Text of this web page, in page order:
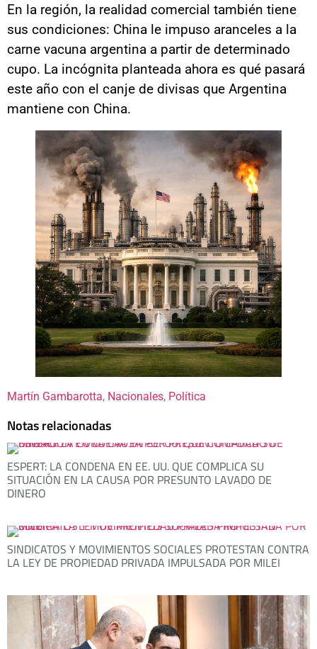
En la región, la realidad comercial también tiene
sus condiciones: China le impuso aranceles a la
carne vacuna argentina a partir de determinado
cupo. La incógnita planteada ahora es qué pasará
este año con el canje de divisas que Argentina
mantiene con China.
Martín Gambarotta, Nacionales, Política
Notas relacionadas
ESPERT: LA CONDENA EN EE. UU. QUE COMPLICA SU
SITUACIÓN EN LA CAUSA POR PRESUNTO LAVADO DE
DINERO
SINDICATOS Y MOVIMIENTOS SOCIALES PROTESTAN CONTRA
LA LEY DE PROPIEDAD PRIVADA IMPULSADA POR MILEI